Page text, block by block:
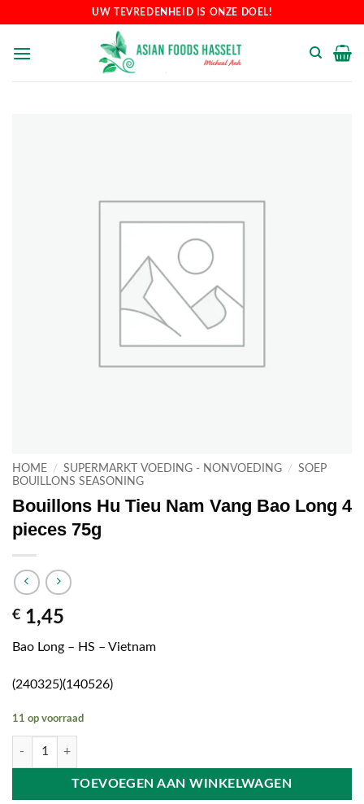
content
UW TEVREDENHEID IS ONZE DOEL!
HOME / SUPERMARKT VOEDING - NONVOEDING / SOEP
BOUILLONS SEASONING
Bouillons Hu Tieu Nam Vang Bao Long 4
pieces 75g
€ 1,45
Bao Long – HS – Vietnam
(240325)(140526)
11 op voorraad
Bouillons Hu Tieu Nam Vang Bao Long 4 pieces 75g aantal
TOEVOEGEN AAN WINKELWAGEN